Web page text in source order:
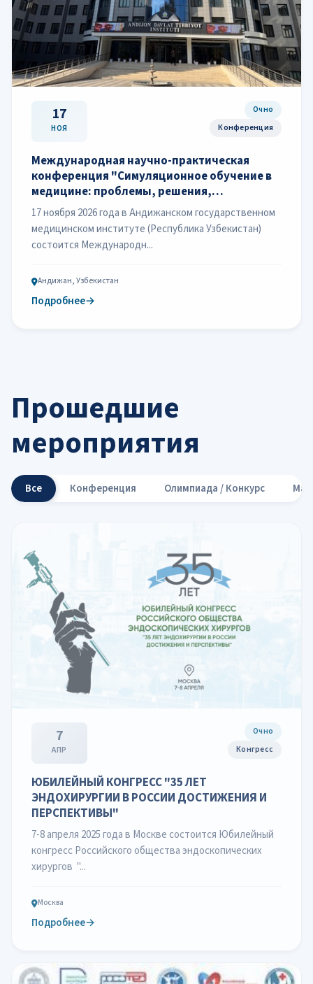
17
НОЯ
Очно
Конференция
Международная научно-практическая
конференция "Симуляционное обучение в
медицине: проблемы, решения,
перспективы. Андижан–2026"
17 ноября 2026 года в Андижанском государственном
медицинском институте (Республика Узбекистан)
состоится Международн...
Андижан, Узбекистан
Подробнее→
Прошедшие
мероприятия
Все Конференция Олимпиада / Конкурс
7
АПР
Очно
Конгресс
ЮБИЛЕЙНЫЙ КОНГРЕСС "35 ЛЕТ
ЭНДОХИРУРГИИ В РОССИИ ДОСТИЖЕНИЯ И
ПЕРСПЕКТИВЫ"
7-8 апреля 2025 года в Москве состоится Юбилейный
конгресс Российского общества эндоскопических
хирургов "...
Москва
Подробнее→